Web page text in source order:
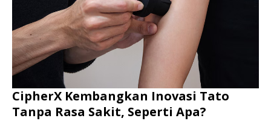
CipherX Kembangkan Inovasi Tato
Tanpa Rasa Sakit, Seperti Apa?